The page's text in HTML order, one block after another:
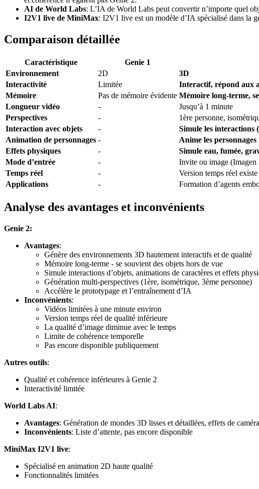
AI de World Labs: L’IA de World Labs peut convertir n’importe quel
I2V1 live de MiniMax: I2V1 live est un modèle d’IA spécialisé dans la
Comparaison détaillée
Caractéristique Genie 1
Environnement
2D 3D
Interactivité
Limitée Interactif, répond aux
Mémoire
Pas de mémoire évidente Mémoire long-terme,
Longueur vidéo
- Jusqu’à 1 minute
Perspectives
- 1ère personne,
Interaction avec objets
- Simule les interactions
Animation de personnages - Anime les
Effets physiques
- Simule eau, fumée,
Mode d’entrée
- Invite ou image (Imagen
Temps réel
- Version temps réel
Applications
- Formation d’agents
Analyse des avantages et inconvénients
Genie 2:
Avantages:
Génère des environnements 3D hautement interactifs et de qualité
Mémoire long-terme - se souvient des objets hors de vue
Simule interactions d’objets, animations de caractères et effets
Génération multi-perspectives (1ère, isométrique, 3ème personne)
Accélère le prototypage et l’entraînement d’IA
Inconvénients:
Vidéos limitées à une minute environ
Version temps réel de qualité inférieure
La qualité d’image diminue avec le temps
Limite de cohérence temporelle
Pas encore disponible publiquement
Autres outils:
Qualité et cohérence inférieures à Genie 2
Interactivité limitée
World Labs AI:
Avantages: Génération de mondes 3D lisses et détaillées, effets de caméra
Inconvénients: Liste d’attente, pas encore disponible
MiniMax I2V1 live:
Spécialisé en animation 2D haute qualité
Fonctionnalités limitées